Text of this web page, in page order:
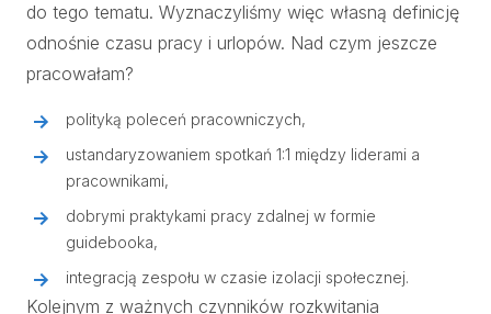
do tego tematu. Wyznaczyliśmy więc własną definicję
odnośnie czasu pracy i urlopów. Nad czym jeszcze
pracowałam?
polityką poleceń pracowniczych,
ustandaryzowaniem spotkań 1:1 między liderami a
pracownikami,
dobrymi praktykami pracy zdalnej w formie
guidebooka,
integracją zespołu w czasie izolacji społecznej.
Kolejnym z ważnych czynników rozkwitania